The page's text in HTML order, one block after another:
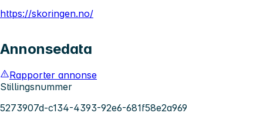
https://skoringen.no/
Annonsedata
Rapporter annonse
Stillingsnummer
5273907d-c134-4393-92e6-681f58e2a969